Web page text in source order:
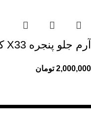
آرم جلو پنجره X33 کراس
2,000,000 تومان